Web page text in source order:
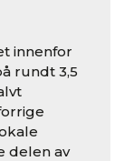
innenfor
rundt 3,5
delen av